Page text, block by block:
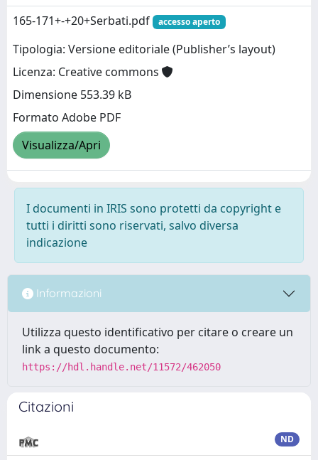
165-171+-+20+Serbati.pdf
accesso aperto
Tipologia: Versione editoriale (Publisher’s layout)
Licenza: Creative commons
Dimensione 553.39 kB
Formato Adobe PDF
Visualizza/Apri
I documenti in IRIS sono protetti da copyright e
tutti i diritti sono riservati, salvo diversa
indicazione
Informazioni
Utilizza questo identificativo per citare o creare un
link a questo documento:
https://hdl.handle.net/11572/462050
Citazioni
ND